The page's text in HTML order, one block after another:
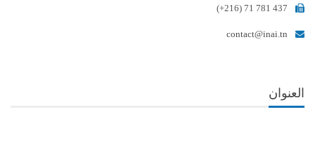
(+216) 71 781 437
contact@inai.tn
العنوان